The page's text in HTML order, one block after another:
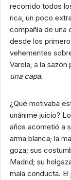
recorrido todos
rica, un poco
compañía de una
desde los
vehementes
Varela, a la
una capa.
¿Qué motivaba
unánime juicio?
años acometió a
arma blanca; la
goza; sus
Madrid; su
mala conducta.